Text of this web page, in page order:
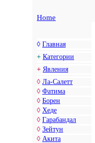
Home
◊ Главная
+ Категории
+ Явления
◊ Ла-Салетт
◊ Фатима
◊ Борен
◊ Хеде
◊ Гарабандал
◊ Зейтун
◊ Акита